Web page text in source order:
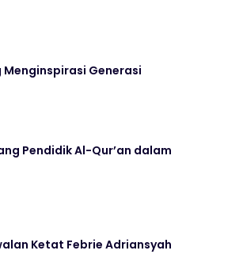
Menginspirasi Generasi
Pendidik Al-Qur’an dalam
Ketat Febrie Adriansyah